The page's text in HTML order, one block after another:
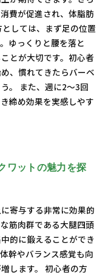
費が促進され、体脂肪
しては、まず足の位置
ゆっくりと腰を落と
とが大切です。初心者
、慣れてきたらバーベ
。 また、週に2〜3回
締め効果を実感しやす
ワットの魅力を探
寄与する非常に効果的
筋肉群である大腿四頭
的に鍛えることができ
幹やバランス感覚も向
します。 初心者の方